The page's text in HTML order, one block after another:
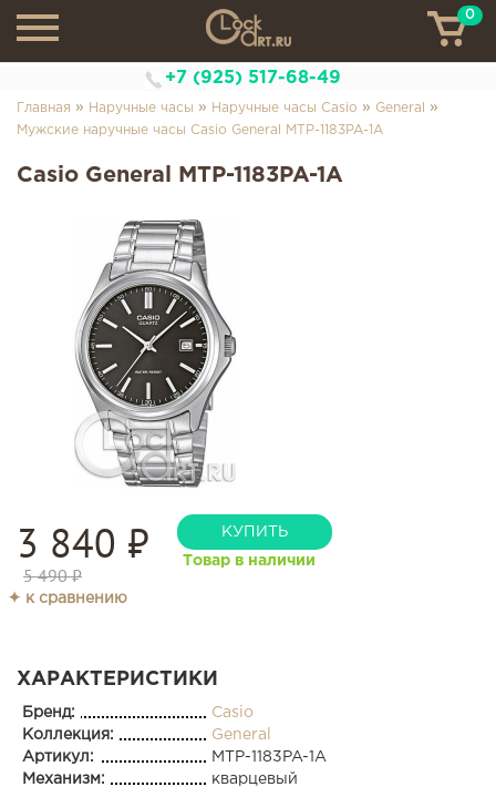
+7 (925) 517-68-49
ТН
0
Главная » Наручные часы » Наручные часы Casio » General »
Мужские наручные часы Casio General MTP-1183PA-1A
Casio General MTP-1183PA-1A
3 840 ₽
5 490 ₽
КУПИТЬ
Товар в наличии
✦ к сравнению
ХАРАКТЕРИСТИКИ
Бренд:
Casio
Коллекция:
General
Артикул:
MTP-1183PA-1A
Механизм:
кварцевый